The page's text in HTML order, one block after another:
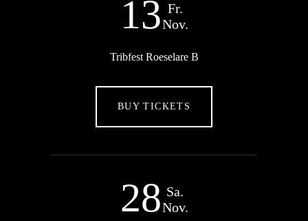
13 Fr.
Nov.
Tribfest Roeselare B
BUY TICKETS
28 Sa.
Nov.